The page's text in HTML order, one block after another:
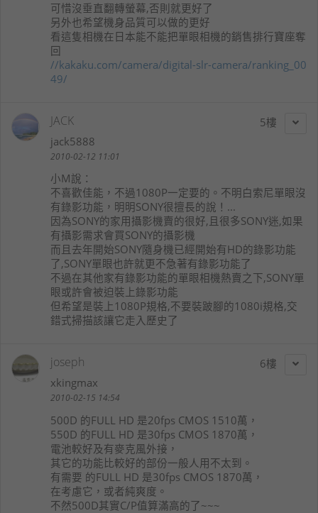
可惜沒垂直翻轉螢幕,否則就更好了
另外也希望機身品質可以做的更好
看這隻相機在日本能不能把單眼相機的銷售排行寶座奪
回
//kakaku.com/camera/digital-slr-camera/ranking_00
49/
5
JACK
jack5888
2010-02-12 11:01
小M說：
不喜歡佳能，不過1080P一定要的。不明白索尼單眼沒
有錄影功能，明明SONY很擅長的說！...
因為SONY的家用攝影機賣的很好,且很多SONY迷,如果
有攝影需求會買SONY的攝影機
而且去年開始SONY隨身機已經開始有HD的錄影功能
了,SONY單眼也許就更不急著有錄影功能了
不過在其他家有錄影功能的單眼相機熱賣之下,SONY單
眼或許會被迫裝上錄影功能
但希望是裝上1080P規格,不要裝跛腳的1080i規格,交
錯式掃描該讓它走入歷史了
6
joseph
xkingmax
2010-02-15 14:54
500D 的FULL HD 是20fps CMOS 1510萬，
550D 的FULL HD 是30fps CMOS 1870萬，
電池較好及有麥克風外接，
其它的功能比較好的部份一般人用不太到。
有需要 的FULL HD 是30fps CMOS 1870萬，
在考慮它，或者純爽度。
不然500D其實C/P值算滿高的了~~~